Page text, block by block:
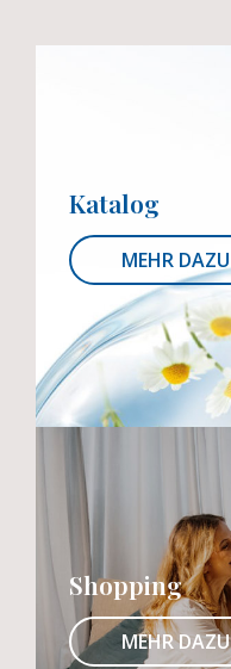
Katalog
MEHR DAZU
Shopping
MEHR DAZU